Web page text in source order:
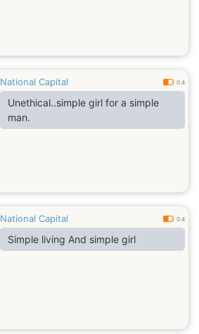
National Capital 0.4
Unethical..simple girl for a simple
man.
National Capital 0.4
Simple living And simple girl